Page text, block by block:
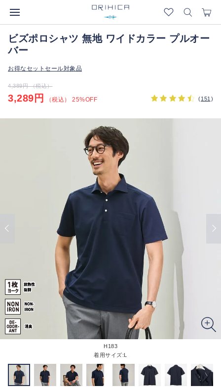
ビズポロシャツ 無地 ワイドカラー プルオー
バー
お得なセットセール対象品
4,389円 （税込）
3,289円 （税込） 25%OFF (151 )
H183
着用サイズ:L